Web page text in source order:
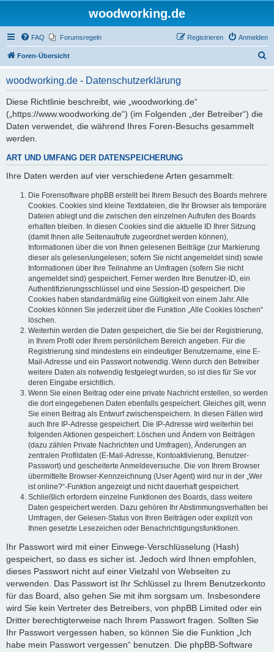
woodworking.de
FAQ Forumsregeln Anmelden
Registrieren
Foren-Übersicht
woodworking.de - Datenschutzerklärung
Diese Richtlinie beschreibt, wie „woodworking.de“
(„https://www.woodworking.de“) (im Folgenden „der Betreiber“) die
Daten verwendet, die während Ihres Foren-Besuchs gesammelt
werden.
ART UND UMFANG DER DATENSPEICHERUNG
Ihre Daten werden auf vier verschiedene Arten gesammelt:
Die Forensoftware phpBB erstellt bei Ihrem Besuch des Boards mehrere
Cookies. Cookies sind kleine Textdateien, die Ihr Browser als temporäre
Dateien ablegt und die zwischen den einzelnen Aufrufen des Boards
erhalten bleiben. In diesen Cookies sind die aktuelle ID Ihrer Sitzung
(damit Ihnen alle Seitenaufrufe zugeordnet werden können),
Informationen über die von Ihnen gelesenen Beiträge (zur Markierung
dieser als gelesen/ungelesen; sofern Sie nicht angemeldet sind) sowie
Informationen über Ihre Teilnahme an Umfragen (sofern Sie nicht
angemeldet sind) gespeichert. Ferner werden Ihre Benutzer-ID, ein
Authentifizierungsschlüssel und eine Session-ID gespeichert. Die
Cookies haben standardmäßig eine Gültigkeit von einem Jahr. Alle
Cookies können Sie jederzeit über die Funktion „Alle Cookies löschen“
löschen.
Weiterhin werden die Daten gespeichert, die Sie bei der Registrierung,
in Ihrem Profil oder Ihrem persönlichem Bereich angeben. Für die
Registrierung sind mindestens ein eindeutiger Benutzername, eine E-
Mail-Adresse und ein Passwort notwendig. Wenn durch den Betreiber
weitere Daten als notwendig festgelegt wurden, so ist dies für Sie vor
deren Eingabe ersichtlich.
Wenn Sie einen Beitrag oder eine private Nachricht erstellen, so werden
die dort eingegebenen Daten ebenfalls gespeichert. Gleiches gilt, wenn
Sie einen Beitrag als Entwurf zwischenspeichern. In diesen Fällen wird
auch Ihre IP-Adresse gespeichert. Die IP-Adresse wird weiterhin bei
folgenden Aktionen gespeichert: Löschen und Ändern von Beiträgen
(dazu zählen Private Nachrichten und Umfragen), Änderungen an
zentralen Profildaten (E-Mail-Adresse, Kontoaktivierung, Benutzer-
Passwort) und gescheiterte Anmeldeversuche. Die von Ihrem Browser
übermittelte Browser-Kennzeichnung (User Agent) wird nur in der „Wer
ist online?“-Funktion angezeigt und nicht dauerhaft gespeichert.
Schließlich erfordern einzelne Funktionen des Boards, dass weitere
Daten gespeichert werden. Dazu gehören Ihr Abstimmungsverhalten bei
Umfragen, der Gelesen-Status von Ihren Beiträgen oder explizit von
Ihnen gesetzte Lesezeichen oder Benachrichtigungsfunktionen.
Ihr Passwort wird mit einer Einwege-Verschlüsselung (Hash)
gespeichert, so dass es sicher ist. Jedoch wird Ihnen empfohlen,
dieses Passwort nicht auf einer Vielzahl von Webseiten zu
verwenden. Das Passwort ist Ihr Schlüssel zu Ihrem Benutzerkonto
für das Board, also gehen Sie mit ihm sorgsam um. Insbesondere
wird Sie kein Vertreter des Betreibers, von phpBB Limited oder ein
Dritter berechtigterweise nach Ihrem Passwort fragen. Sollten Sie
Ihr Passwort vergessen haben, so können Sie die Funktion „Ich
habe mein Passwort vergessen“ benutzen. Die phpBB-Software